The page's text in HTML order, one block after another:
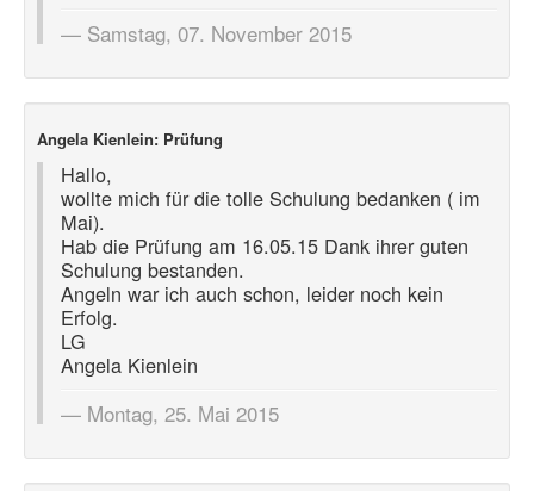
Samstag, 07. November 2015
Angela Kienlein: Prüfung
Hallo,
wollte mich für die tolle Schulung bedanken ( im
Mai).
Hab die Prüfung am 16.05.15 Dank ihrer guten
Schulung bestanden.
Angeln war ich auch schon, leider noch kein
Erfolg.
LG
Angela Kienlein
Montag, 25. Mai 2015